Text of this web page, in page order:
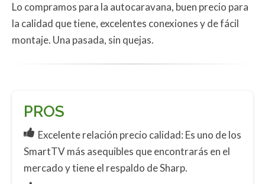
Lo compramos para la autocaravana, buen precio para
la calidad que tiene, excelentes conexiones y de fácil
montaje. Una pasada, sin quejas.
PROS
Excelente relación precio calidad: Es uno de los
SmartTV más asequibles que encontrarás en el
mercado y tiene el respaldo de Sharp.